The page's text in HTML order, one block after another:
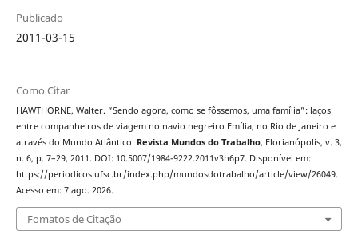
Publicado
2011-03-15
Como Citar
HAWTHORNE, Walter. “Sendo agora, como se fôssemos, uma família”: laços
entre companheiros de viagem no navio negreiro Emília, no Rio de Janeiro e
através do Mundo Atlântico. Revista Mundos do Trabalho, Florianópolis, v. 3,
n. 6, p. 7–29, 2011. DOI: 10.5007/1984-9222.2011v3n6p7. Disponível em:
https://periodicos.ufsc.br/index.php/mundosdotrabalho/article/view/26049.
Acesso em: 7 ago. 2026.
Fomatos de Citação